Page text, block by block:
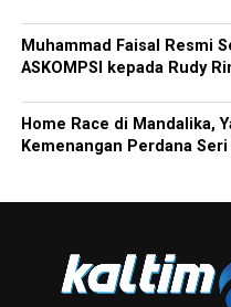
Muhammad Faisal Resmi
ASKOMPSI kepada Rudy
Home Race di Mandalika,
Kemenangan Perdana Seri